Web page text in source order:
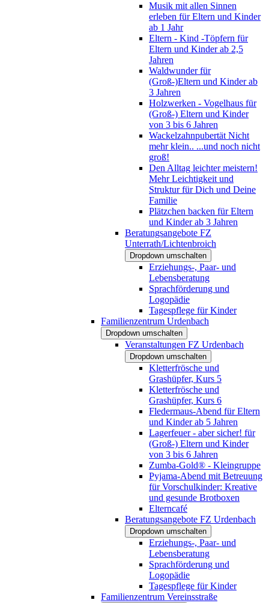
Musik mit allen Sinnen
erleben für Eltern und Kinder
ab 1 Jahr
Eltern - Kind -Töpfern für
Eltern und Kinder ab 2,5
Jahren
Waldwunder für
(Groß-)Eltern und Kinder ab
3 Jahren
Holzwerken - Vogelhaus für
(Groß-) Eltern und Kinder
von 3 bis 6 Jahren
Wackelzahnpubertät Nicht
mehr klein.. ...und noch nicht
groß!
Den Alltag leichter meistern!
Mehr Leichtigkeit und
Struktur für Dich und Deine
Familie
Plätzchen backen für Eltern
und Kinder ab 3 Jahren
Beratungsangebote FZ
Unterrath/Lichtenbroich
Dropdown umschalten
Erziehungs-, Paar- und
Lebensberatung
Sprachförderung und
Logopädie
Tagespflege für Kinder
Familienzentrum Urdenbach
Dropdown umschalten
Veranstaltungen FZ Urdenbach
Dropdown umschalten
Kletterfrösche und
Grashüpfer, Kurs 5
Kletterfrösche und
Grashüpfer, Kurs 6
Fledermaus-Abend für Eltern
und Kinder ab 5 Jahren
Lagerfeuer - aber sicher! für
(Groß-) Eltern und Kinder
von 3 bis 6 Jahren
Zumba-Gold® - Kleingruppe
Pyjama-Abend mit Betreuung
für Vorschulkinder: Kreative
und gesunde Brotboxen
Elterncafé
Beratungsangebote FZ Urdenbach
Dropdown umschalten
Erziehungs-, Paar- und
Lebensberatung
Sprachförderung und
Logopädie
Tagespflege für Kinder
Familienzentrum Vereinsstraße